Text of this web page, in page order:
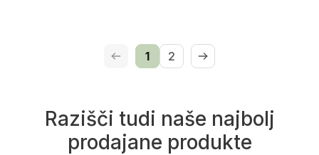
1 2
Razišči tudi naše najbolj
prodajane produkte